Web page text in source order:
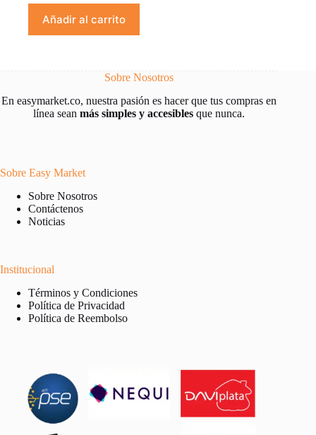
Añadir al carrito
Sobre Nosotros
En easymarket.co, nuestra pasión es hacer que tus compras en
línea seanmás simples y accesiblesque nunca.
Sobre Easy Market
Sobre Nosotros
Contáctenos
Noticias
Institucional
Términos y Condiciones
Política de Privacidad
Política de Reembolso